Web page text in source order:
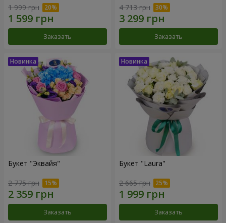
1 999 грн
Заказать
4 713 грн
Заказать
Букет "Эквайя"
2 775 грн
Заказать
Букет "Laura"
2 665 грн
Заказать